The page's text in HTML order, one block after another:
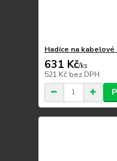
Hadice na kabelové
631 Kč/ks
521 Kč bez DPH